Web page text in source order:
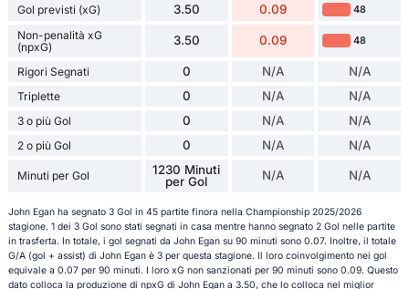
Gol previsti (xG) 3.50 0.09 48
Non-penalità xG
(npxG)
3.50 0.09 48
Rigori Segnati 0 N/A N/A
Triplette 0 N/A N/A
3 o più Gol 0 N/A N/A
2 o più Gol 0 N/A N/A
Minuti per Gol
1230 Minuti
per Gol
N/A N/A
John Egan ha segnato 3 Gol in 45 partite finora nella Championship 2025/2026
stagione. 1 dei 3 Gol sono stati segnati in casa mentre hanno segnato 2 Gol nelle partite
in trasferta. In totale, i gol segnati da John Egan su 90 minuti sono 0.07. Inoltre, il totale
G/A (gol + assist) di John Egan è 3 per questa stagione. Il loro coinvolgimento nei gol
equivale a 0.07 per 90 minuti. I loro xG non sanzionati per 90 minuti sono 0.09. Questo
dato colloca la produzione di npxG di John Egan a 3.50, che lo colloca nel miglior